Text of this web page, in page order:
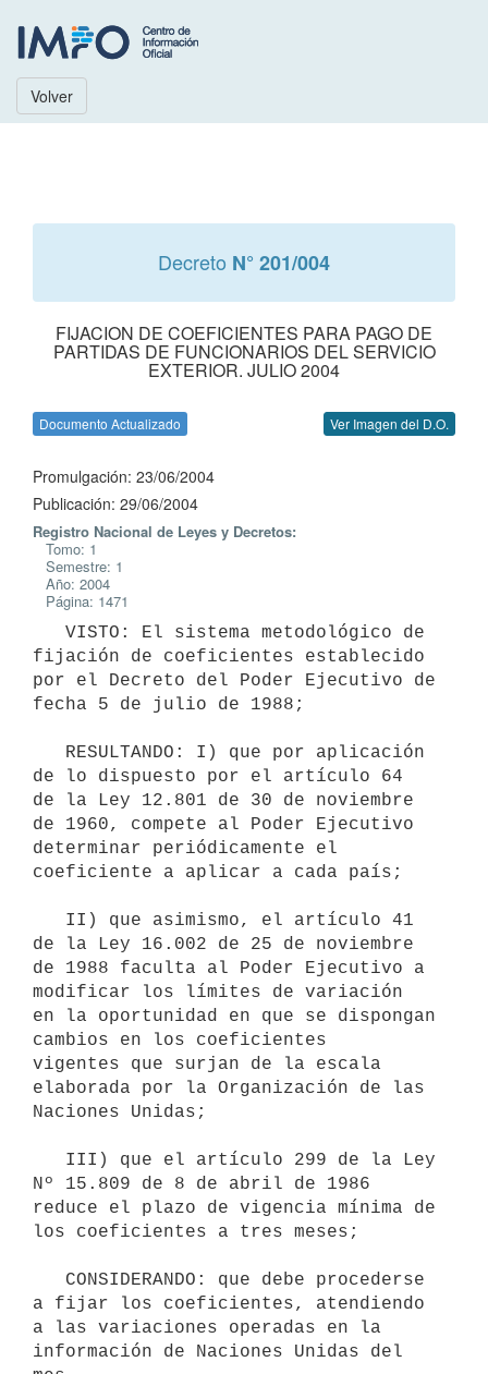
Volver
Decreto N° 201/004
FIJACION DE COEFICIENTES PARA PAGO DE
PARTIDAS DE FUNCIONARIOS DEL SERVICIO
EXTERIOR. JULIO 2004
Documento Actualizado Ver Imagen del D.O.
Promulgación: 23/06/2004
Publicación: 29/06/2004
Registro Nacional de Leyes y Decretos:
Tomo: 1
Semestre: 1
Año: 2004
Página: 1471
fijación de coeficientes establecido
por el Decreto del Poder Ejecutivo de
fecha 5 de julio de 1988;
de lo dispuesto por el artículo 64
de la Ley 12.801 de 30 de noviembre
de 1960, compete al Poder Ejecutivo
determinar periódicamente el
coeficiente a aplicar a cada país;
de la Ley 16.002 de 25 de noviembre
de 1988 faculta al Poder Ejecutivo a
modificar los límites de variación
en la oportunidad en que se dispongan
cambios en los coeficientes
vigentes que surjan de la escala
elaborada por la Organización de las
Naciones Unidas;
Nº 15.809 de 8 de abril de 1986
reduce el plazo de vigencia mínima de
los coeficientes a tres meses;
a fijar los coeficientes, atendiendo
a las variaciones operadas en la
información de Naciones Unidas del